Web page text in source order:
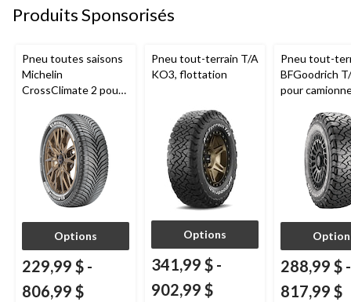
Produits Sponsorisés
Pneu toutes saisons
Michelin
CrossClimate 2 pour
et multisegments
Options
229,99 $ -
806,99 $
Pneu tout-terrain T/A
KO3, flottation
Options
341,99 $ -
902,99 $
Pneu tout-
BFGoodrich
pour
288,99 $ -
817,99 $